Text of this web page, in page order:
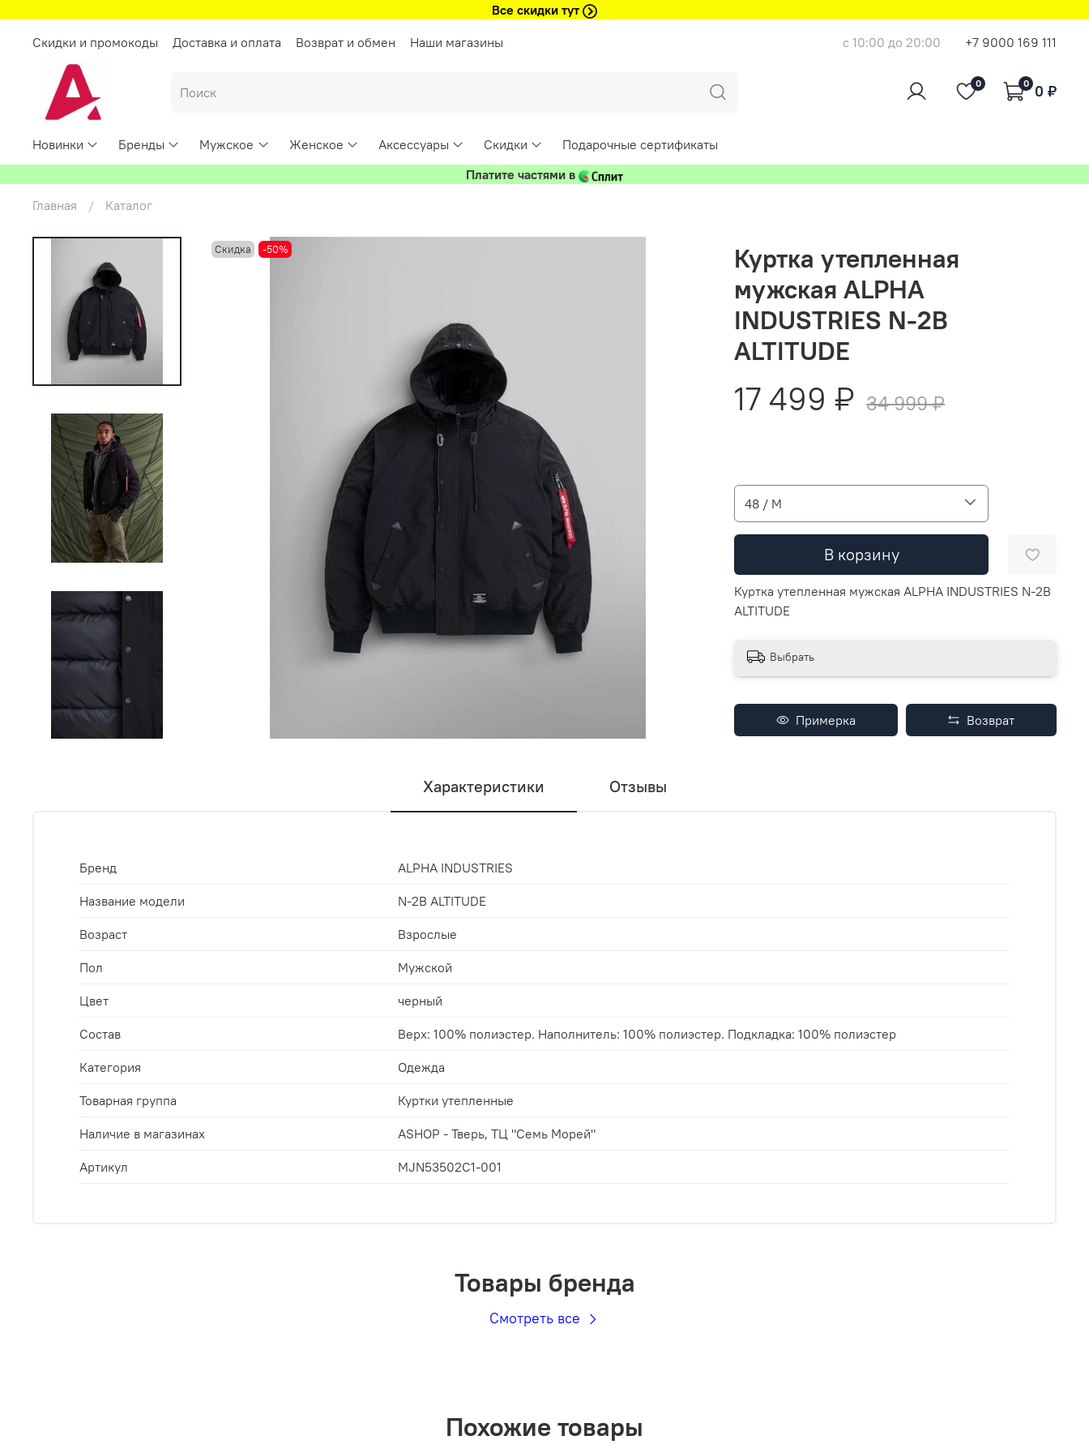
Все скидки тут
Скидки и промокоды
Доставка и оплата Возврат и обмен Наши магазины с 10:00 до 20:00 +7 9000 169 111
0 0 0 ₽
Новинки Бренды Мужское Женское Аксессуары Скидки
Подарочные сертификаты
Платите частями в
Главная
Каталог
Скидка -50%
Куртка утепленная
мужская ALPHA
INDUSTRIES N-2B
ALTITUDE
17 499 ₽ 34 999 ₽
48 / M
В корзину
Куртка утепленная мужская ALPHA INDUSTRIES N-2B
ALTITUDE
Выбрать
Примерка Возврат
Характеристики Отзывы
Бренд ALPHA INDUSTRIES
Название модели N-2B ALTITUDE
Возраст Взрослые
Пол Мужской
Цвет черный
Состав Верх: 100% полиэстер. Наполнитель: 100% полиэстер. Подкладка: 100% полиэстер
Категория Одежда
Товарная группа Куртки утепленные
Наличие в магазинах ASHOP - Тверь, ТЦ "Семь Морей"
Артикул MJN53502C1-001
Товары бренда
Смотреть все
Похожие товары